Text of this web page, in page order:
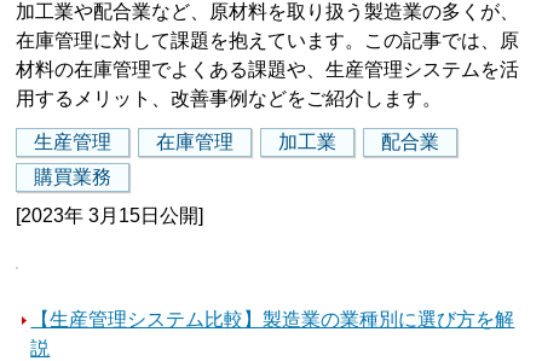
加工業や配合業など、原材料を取り扱う製造業の多くが、
在庫管理に対して課題を抱えています。この記事では、原
材料の在庫管理でよくある課題や、生産管理システムを活
用するメリット、改善事例などをご紹介します。
生産管理 在庫管理 加工業
配合業
購買業務
[2023年 3月15日公開]
【生産管理システム比較】製造業の業種別に選び方を解
説